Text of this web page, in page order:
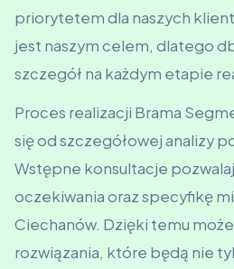
priorytetem dla naszych
jest naszym celem, dlatego
szczegół na każdym etapie
Proces realizacji Brama
się od szczegółowej analizy
Wstępne konsultacje
oczekiwania oraz specyfikę
Ciechanów. Dzięki temu
rozwiązania, które będą nie